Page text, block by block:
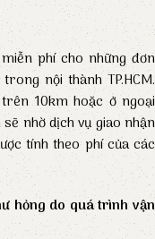
phí cho những đơn
nội thành TP.HCM.
10km hoặc ở ngoại
nhờ dịch vụ giao nhận
tính theo phí của các
hỏng do quá trình vận